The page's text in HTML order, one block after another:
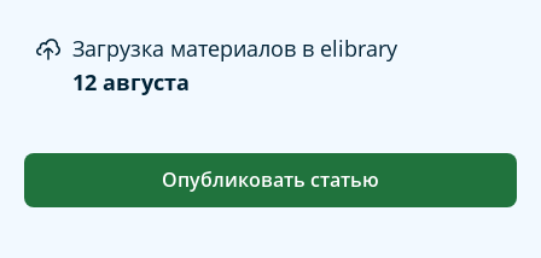
Загрузка материалов в elibrary
12 августа
Опубликовать статью